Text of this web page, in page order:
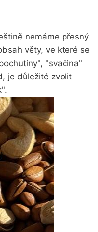
nemáme přesný
věty, ve které se
"svačina"
je důležité zvolit